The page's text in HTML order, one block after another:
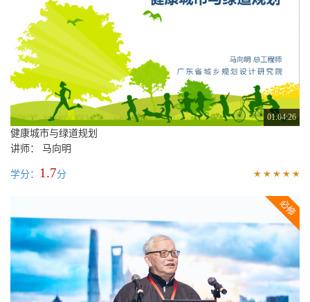
01:04:26
健康城市与绿道规划
讲师： 马向明
学分： 1.7分